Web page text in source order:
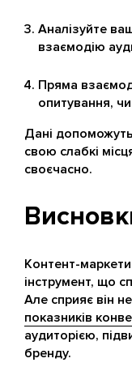
Аналізуйте
взаємодію
Пряма
опитування,
Дані
свою слабкі
своєчасно.
Контент-
інструмент, що
Але сприяє він
показників
аудиторією,
бренду.